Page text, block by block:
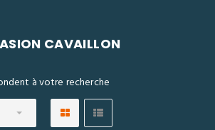
CAVAILLON
à votre recherche